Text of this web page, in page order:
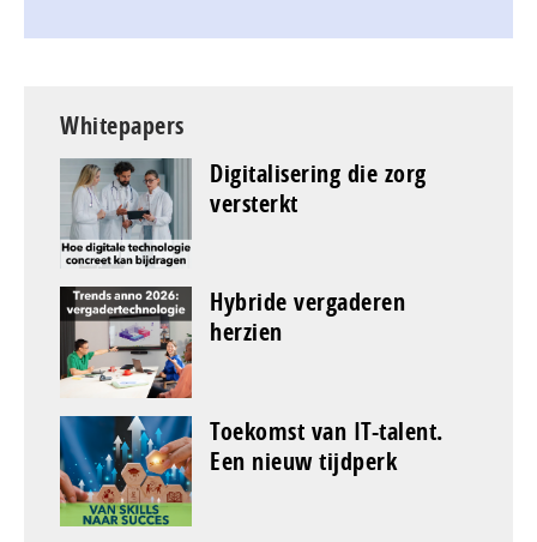
Whitepapers
Digitalisering die zorg
versterkt
Hybride vergaderen
herzien
Toekomst van IT-talent.
Een nieuw tijdperk